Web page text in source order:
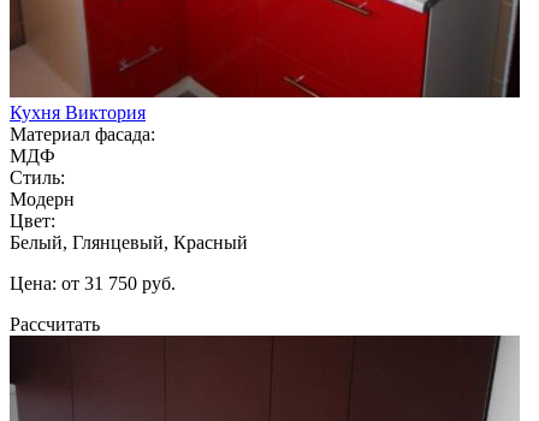
Кухня Виктория
Материал фасада:
МДФ
Стиль:
Модерн
Цвет:
Белый, Глянцевый, Красный
Цена: от 31 750 руб.
Рассчитать